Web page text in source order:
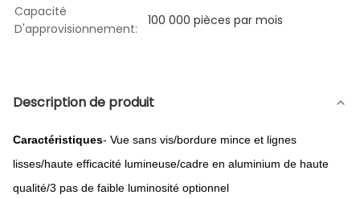
Capacité
D'approvisionnement:
100 000 pièces par mois
Description de produit
Caractéristiques- Vue sans vis/bordure mince et lignes
lisses/haute efficacité lumineuse/cadre en aluminium de haute
qualité/3 pas de faible luminosité optionnel